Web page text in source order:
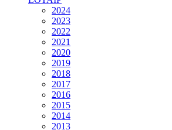
2024
2023
2022
2021
2020
2019
2018
2017
2016
2015
2014
2013